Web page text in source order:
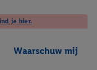
je hier.
Waarschuw mij